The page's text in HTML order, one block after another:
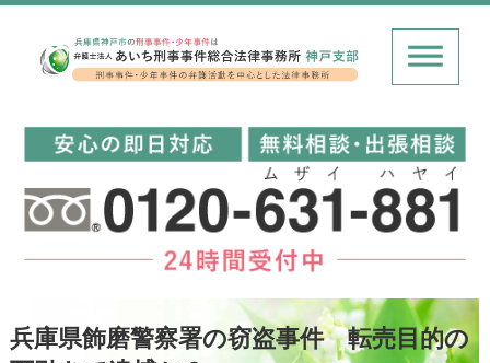
兵庫県飾磨警察署の窃盗事件 転売目的の